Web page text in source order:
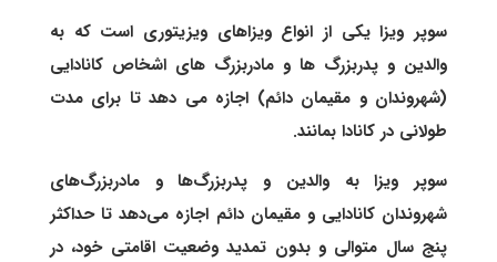
سوپر ویزا یکی از انواع ویزاهای ویزیتوری است که به
والدین و پدربزرگ ها و مادربزرگ های اشخاص کانادایی
(شهروندان و مقیمان دائم) اجازه می دهد تا برای مدت
طولانی در کانادا بمانند.
سوپر ویزا به والدین و پدربزرگ‌ها و مادربزرگ‌های
شهروندان کانادایی و مقیمان دائم اجازه می‌دهد تا حداکثر
پنج سال متوالی و بدون تمدید وضعیت اقامتی خود، در